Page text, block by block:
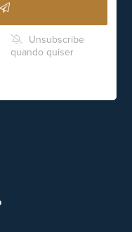
Unsubscribe
quando quiser